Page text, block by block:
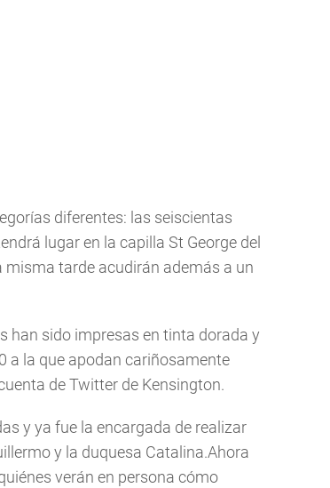
diferentes: las seiscientas
lugar en la capilla St George del
tarde acudirán además a un
han sido impresas en tinta dorada y
a la que apodan cariñosamente
de Twitter de Kensington.
y ya fue la encargada de realizar
y la duquesa Catalina.Ahora
verán en persona cómo